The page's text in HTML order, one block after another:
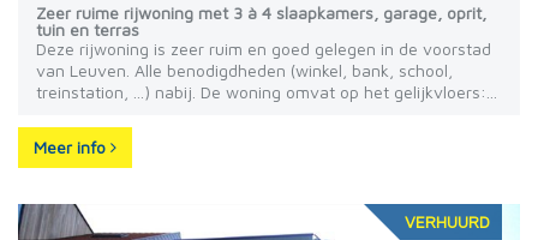
Zeer ruime rijwoning met 3 à 4 slaapkamers, garage, oprit,
tuin en terras
Deze rijwoning is zeer ruim en goed gelegen in de voorstad
van Leuven. Alle benodigdheden (winkel, bank, school,
treinstation, ...) nabij. De woning omvat op het gelijkvloers:...
Meer info
VERHUURD